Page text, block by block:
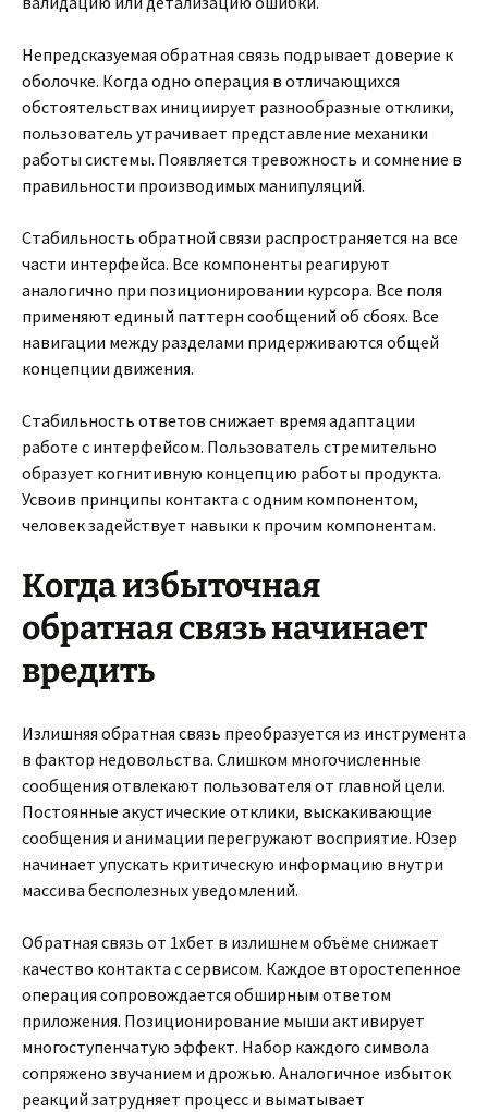
Непредсказуемая обратная связь подрывает доверие к
оболочке. Когда одно операция в отличающихся
обстоятельствах инициирует разнообразные отклики,
пользователь утрачивает представление механики
работы системы. Появляется тревожность и сомнение в
правильности производимых манипуляций.
Стабильность обратной связи распространяется на все
части интерфейса. Все компоненты реагируют
аналогично при позиционировании курсора. Все поля
применяют единый паттерн сообщений об сбоях. Все
навигации между разделами придерживаются общей
концепции движения.
Стабильность ответов снижает время адаптации
работе с интерфейсом. Пользователь стремительно
образует когнитивную концепцию работы продукта.
Усвоив принципы контакта с одним компонентом,
человек задействует навыки к прочим компонентам.
Когда избыточная
обратная связь начинает
вредить
Излишняя обратная связь преобразуется из инструмента
в фактор недовольства. Слишком многочисленные
сообщения отвлекают пользователя от главной цели.
Постоянные акустические отклики, выскакивающие
сообщения и анимации перегружают восприятие. Юзер
начинает упускать критическую информацию внутри
массива бесполезных уведомлений.
Обратная связь от 1хбет в излишнем объёме снижает
качество контакта с сервисом. Каждое второстепенное
операция сопровождается обширным ответом
приложения. Позиционирование мыши активирует
многоступенчатую эффект. Набор каждого символа
сопряжено звучанием и дрожью. Аналогичное избыток
реакций затрудняет процесс и выматывает